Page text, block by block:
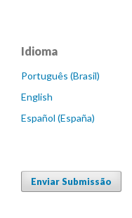
Idioma
Português (Brasil)
English
Español (España)
Enviar Submissão